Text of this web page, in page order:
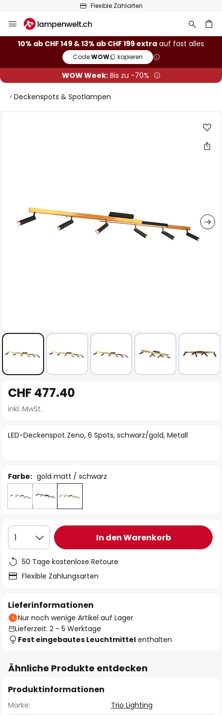
Flexible Zahlarten
Inhalt
springen
10% ab CHF 149 & 13% ab CHF 199 extra auf fast alles
Code:WOW kopieren
WOW Week:Bis zu -70%
Deckenspots & Spotlampen
Anfang
der
springen
LED-Deckenspot Zeno, 6 Spots, schwarz/gold, Metall
CHF 477.40
inkl. MwSt.
Farbe: gold matt / schwarz
1 In den Warenkorb
50 Tage kostenlose Retoure
Flexible Zahlungsarten
Lieferinformationen
Nur noch wenige Artikel auf Lager
Lieferzeit: 2 - 5 Werktage
Fest eingebautes Leuchtmittel enthalten
Ähnliche Produkte entdecken
Produktinformationen
Marke:
Trio Lighting